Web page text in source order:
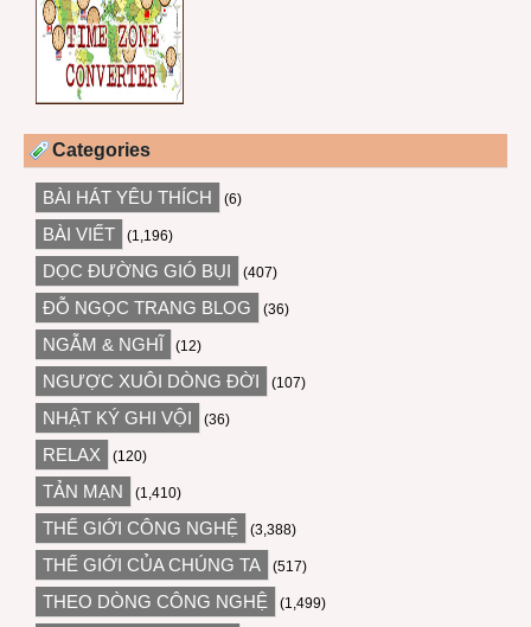
Categories
BÀI HÁT YÊU THÍCH (6)
BÀI VIẾT (1,196)
DỌC ĐƯỜNG GIÓ BỤI (407)
ĐỖ NGỌC TRANG BLOG (36)
NGẪM & NGHĨ (12)
NGƯỢC XUÔI DÒNG ĐỜI (107)
NHẬT KÝ GHI VỘI (36)
RELAX (120)
TẢN MẠN (1,410)
THẾ GIỚI CÔNG NGHỆ (3,388)
THẾ GIỚI CỦA CHÚNG TA (517)
THEO DÒNG CÔNG NGHỆ (1,499)